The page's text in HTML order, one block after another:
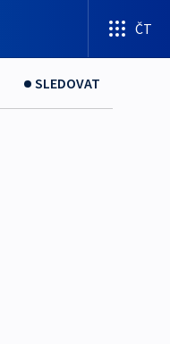
ČT
SLEDOVAT